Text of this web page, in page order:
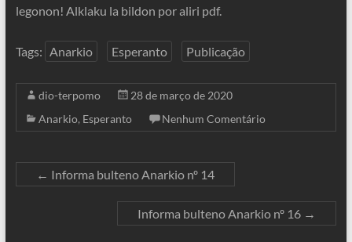
legonon! Alklaku la bildon por aliri pdf.
Tags: Anarkio Esperanto Publicação
dio-terpomo
28 de março de 2020
Anarkio, Esperanto Nenhum Comentário
← Informa bulteno Anarkio nº 14
Informa bulteno Anarkio nº 16 →